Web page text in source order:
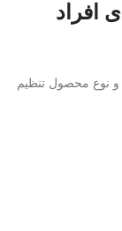
افراد
و نوع محصول تنظیم